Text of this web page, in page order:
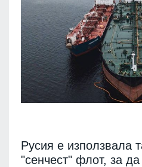
Русия е използвала
"сенчест" флот, за да